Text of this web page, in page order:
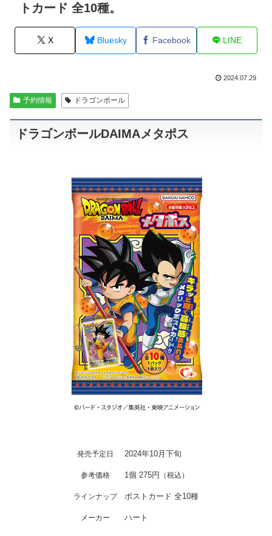
トカード 全10種。
X Bluesky Facebook LINE
2024.07.29
予約情報 ドラゴンボール
ドラゴンボールDAIMAメタポス
発売予定日 2024年10月下旬
参考価格 1個 275円 （税込）
ラインナップ ポストカード 全10種
メーカー ハート